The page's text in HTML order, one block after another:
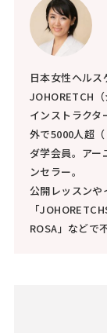
日本女性ヘルス
JOHORETCH（
インストラクタ
外で5000人超
ダ学会員。アー
ンセラー。
公開レッスン
「
ROSA」などで